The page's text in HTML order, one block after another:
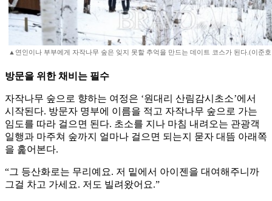
▲연인이나 부부에게 자작나무 숲은 잊지 못할 추억을 만드는 데이트 코스가 된다.(이준호
방문을 위한 채비는 필수
자작나무 숲으로 향하는 여정은 ‘원대리 산림감시초소’에서
시작된다. 방문자 명부에 이름을 적고 자작나무 숲으로 가는
임도를 따라 걸으면 된다. 초소를 지나 마침 내려오는 관광객
일행과 마주쳐 숲까지 얼마나 걸으면 되는지 묻자 대뜸 아래쪽
을 훑어본다.
“그 등산화로는 무리예요. 저 밑에서 아이젠을 대여해주니까
그걸 차고 가세요. 저도 빌려왔어요.”